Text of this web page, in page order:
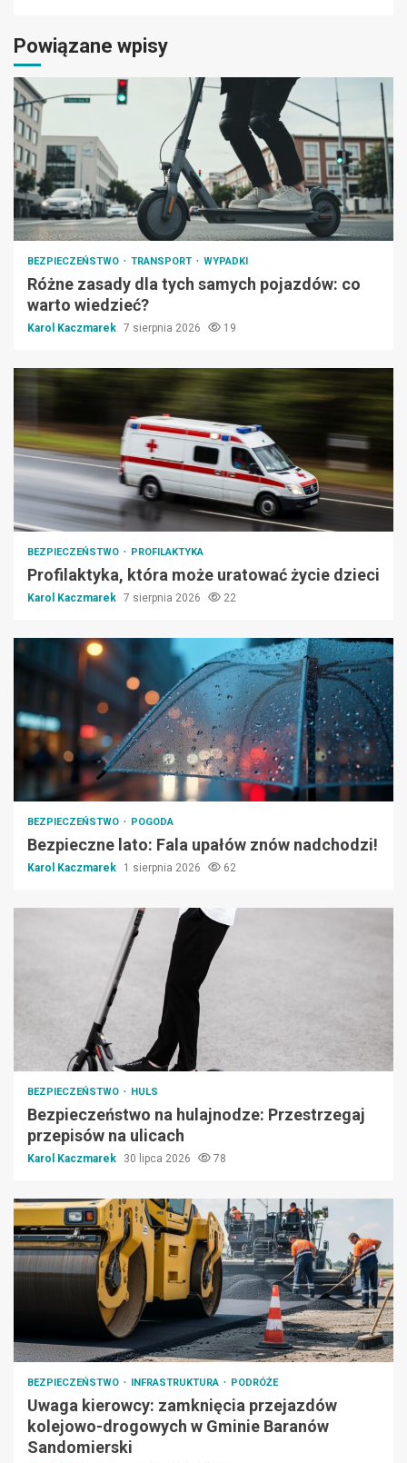
Powiązane wpisy
BEZPIECZEŃSTWO TRANSPORT WYPADKI
Różne zasady dla tych samych pojazdów: co
warto wiedzieć?
Karol Kaczmarek 7 sierpnia 2026 19
BEZPIECZEŃSTWO PROFILAKTYKA
Profilaktyka, która może uratować życie dzieci
Karol Kaczmarek 7 sierpnia 2026 22
BEZPIECZEŃSTWO POGODA
Bezpieczne lato: Fala upałów znów nadchodzi!
Karol Kaczmarek 1 sierpnia 2026 62
BEZPIECZEŃSTWO HULS
Bezpieczeństwo na hulajnodze: Przestrzegaj
przepisów na ulicach
Karol Kaczmarek 30 lipca 2026 78
BEZPIECZEŃSTWO INFRASTRUKTURA PODRÓŻE
Uwaga kierowcy: zamknięcia przejazdów
kolejowo-drogowych w Gminie Baranów
Sandomierski